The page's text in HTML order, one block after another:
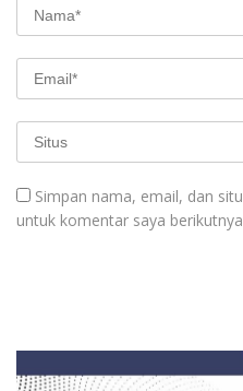
Simpan nama, email, dan
untuk komentar saya